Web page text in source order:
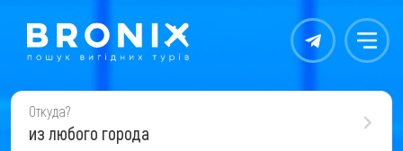
Контакты Меню
Откуда?
из любого города